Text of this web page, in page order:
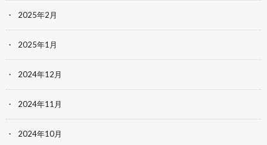
2025年2月
2025年1月
2024年12月
2024年11月
2024年10月